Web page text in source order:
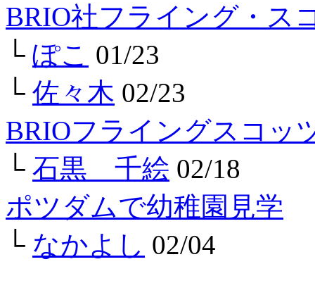
BRIO社フライング・ス
└ ぽこ 01/23
└ 佐々木 02/23
BRIOフライングスコッ
└ 石黒 千絵 02/18
ポツダムで幼稚園見学
└ なかよし 02/04